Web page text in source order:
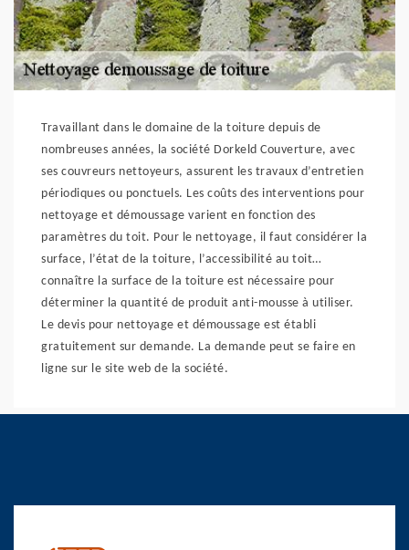
Travaillant dans le domaine de la toiture depuis de
nombreuses années, la société Dorkeld Couverture, avec
ses couvreurs nettoyeurs, assurent les travaux d’entretien
périodiques ou ponctuels. Les coûts des interventions pour
nettoyage et démoussage varient en fonction des
paramètres du toit. Pour le nettoyage, il faut considérer la
surface, l’état de la toiture, l’accessibilité au toit…
connaître la surface de la toiture est nécessaire pour
déterminer la quantité de produit anti-mousse à utiliser.
Le devis pour nettoyage et démoussage est établi
gratuitement sur demande. La demande peut se faire en
ligne sur le site web de la société.